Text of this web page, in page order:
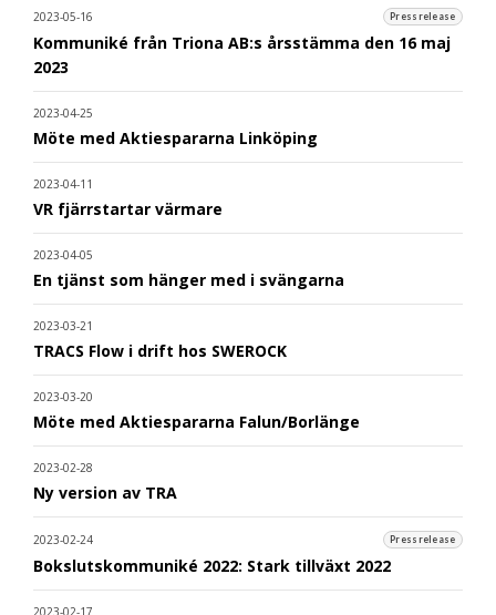
2023-05-16 Pressrelease
Kommuniké från Triona AB:s årsstämma den 16 maj
2023
2023-04-25
Möte med Aktiespararna Linköping
2023-04-11
VR fjärrstartar värmare
2023-04-05
En tjänst som hänger med i svängarna
2023-03-21
TRACS Flow i drift hos SWEROCK
2023-03-20
Möte med Aktiespararna Falun/Borlänge
2023-02-28
Ny version av TRA
2023-02-24 Pressrelease
Bokslutskommuniké 2022: Stark tillväxt 2022
2023-02-17